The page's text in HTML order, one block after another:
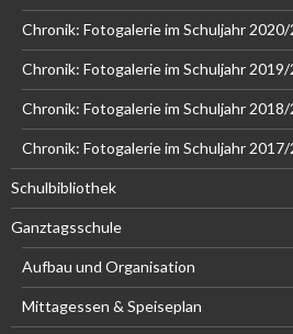
Chronik: Fotogalerie im Schuljahr 2020/
Chronik: Fotogalerie im Schuljahr
Chronik: Fotogalerie im Schuljahr
Chronik: Fotogalerie im Schuljahr
Schulbibliothek
Ganztagsschule
Aufbau und Organisation
Mittagessen & Speiseplan